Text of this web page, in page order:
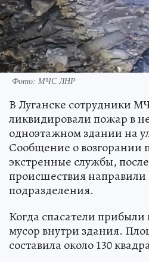
Фото: МЧС ЛНР
В Луганске сотрудники
ликвидировали пожар в
одноэтажном здании на
Сообщение о возгорании
экстренные службы,
происшествия
подразделения.
Когда спасатели прибыли
мусор внутри здания.
составила около 130